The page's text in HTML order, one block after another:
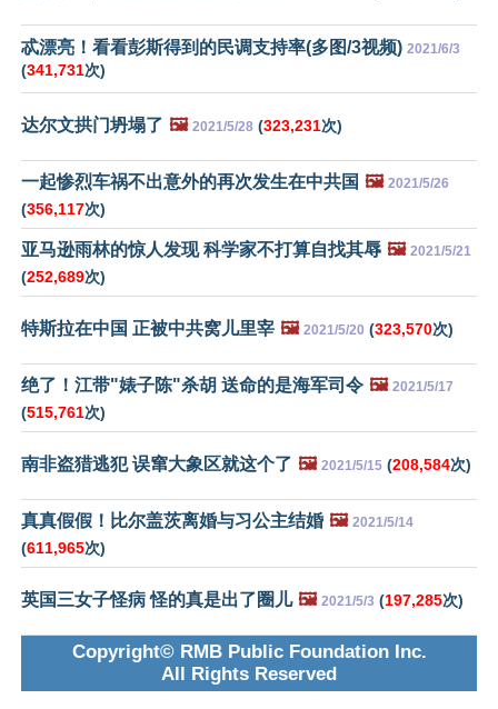
忒漂亮！看看彭斯得到的民调支持率(多图/3视频) 2021/6/3
(341,731次)
达尔文拱门坍塌了 🖼️ 2021/5/28 (323,231次)
一起惨烈车祸不出意外的再次发生在中共国 🖼️ 2021/5/26
(356,117次)
亚马逊雨林的惊人发现 科学家不打算自找其辱 🖼️ 2021/5/21
(252,689次)
特斯拉在中国 正被中共窝儿里宰 🖼️ 2021/5/20 (323,570次)
绝了！江带"婊子陈"杀胡 送命的是海军司令 🖼️ 2021/5/17
(515,761次)
南非盗猎逃犯 误窜大象区就这个了 🖼️ 2021/5/15 (208,584次)
真真假假！比尔盖茨离婚与习公主结婚 🖼️ 2021/5/14
(611,965次)
英国三女子怪病 怪的真是出了圈儿 🖼️ 2021/5/3 (197,285次)
Copyright© RMB Public Foundation Inc.
All Rights Reserved